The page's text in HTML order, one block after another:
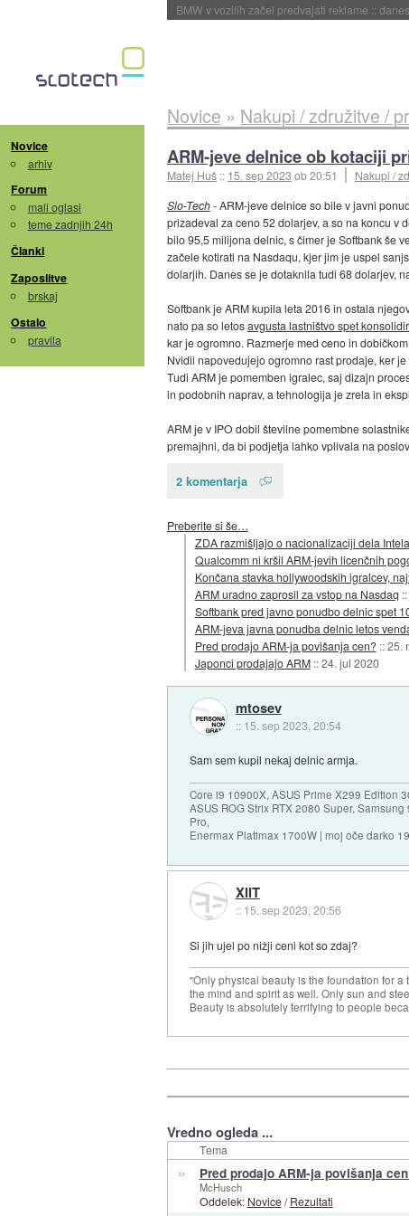
BMW v vozilih začel predvajati reklame ::
Novice
arhiv
Forum
mali oglasi
teme zadnjih 24h
Članki
Zaposlitve
brskaj
Ostalo
pravila
Novice » Nakupi / združitve /
ARM-jeve delnice ob kotaciji
Matej Huš :: 15. sep 2023 ob 20:51
Nakupi /
Slo-Tech- ARM-jeve delnice so bile v javni
prizadeval za ceno 52 dolarjev, a so na koncu v
bilo 95,5 milijona delnic, s čimer je Softbank še
začele kotirati na Nasdaqu, kjer jim je uspel
dolarjih. Danes se je dotaknila tudi 68 dolarjev,
Softbank je ARM kupila leta 2016 in ostala
nato pa so letosavgusta lastništvo spet
kar je ogromno. Razmerje med ceno in
Nvidii napovedujejo ogromno rast prodaje, ker
Tudi ARM je pomemben igralec, saj dizajn
in podobnih naprav, a tehnologija je zrela in
ARM je v IPO dobil številne pomembne
premajhni, da bi podjetja lahko vplivala na
2 komentarja
Preberite si še…
ZDA razmišljajo o nacionalizaciji dela Intela
Qualcomm ni kršil ARM-jevih licenčnih
Končana stavka hollywoodskih igralcev,
ARM uradno zaprosil za vstop na Nasdaq ::
Softbank pred javno ponudbo delnic spet
ARM-jeva javna ponudba delnic letos
Pred prodajo ARM-ja povišanja cen? ::25.
Japonci prodajajo ARM ::24. jul 2020
mtosev
:: 15. sep 2023, 20:54
Sam sem kupil nekaj delnic armja.
Core i9 10900X, ASUS Prime X299 Edition
ASUS ROG Strix RTX 2080 Super,
Pro,
Enermax Platimax 1700W | moj oče darko
XIIT
:: 15. sep 2023, 20:56
Si jih ujel po nižji ceni kot so zdaj?
"Only physical beauty is the foundation for a
the mind and spirit as well. Only sun and
Beauty is absolutely terrifying to people
Vredno ogleda ...
Tema
» Pred prodajo ARM-ja povišanja
McHusch
Oddelek: Novice/Rezultati